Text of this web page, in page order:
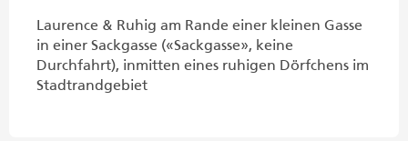
Laurence & Ruhig am Rande einer kleinen Gasse
in einer Sackgasse («Sackgasse», keine
Durchfahrt), inmitten eines ruhigen Dörfchens im
Stadtrandgebiet